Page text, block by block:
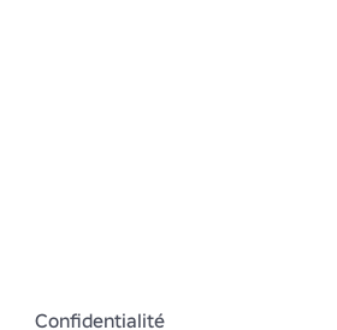
Confidentialité